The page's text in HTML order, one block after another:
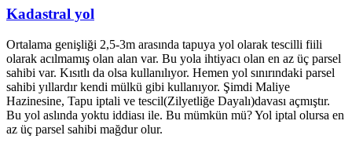
Kadastral yol
Ortalama genişliği 2,5-3m arasında tapuya yol olarak tescilli fiili
olarak acılmamış olan alan var. Bu yola ihtiyacı olan en az üç parsel
sahibi var. Kısıtlı da olsa kullanılıyor. Hemen yol sınırındaki parsel
sahibi yıllardır kendi mülkü gibi kullanıyor. Şimdi Maliye
Hazinesine, Tapu iptali ve tescil(Zilyetliğe Dayalı)davası açmıştır.
Bu yol aslında yoktu iddiası ile. Bu mümkün mü? Yol iptal olursa en
az üç parsel sahibi mağdur olur.